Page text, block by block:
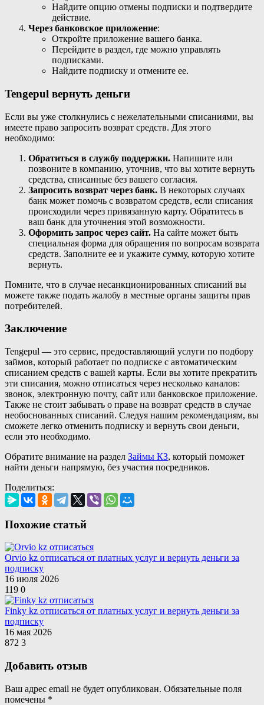
Найдите опцию отмены подписки и подтвердите
действие.
Через банковское приложение:
Откройте приложение вашего банка.
Перейдите в раздел, где можно управлять
подписками.
Найдите подписку и отмените ее.
Tengepul вернуть деньги
Если вы уже столкнулись с нежелательными списаниями, вы
имеете право запросить возврат средств. Для этого
необходимо:
Обратиться в службу поддержки. Напишите или
позвоните в компанию, уточнив, что вы хотите вернуть
средства, списанные без вашего согласия.
Запросить возврат через банк. В некоторых случаях
банк может помочь с возвратом средств, если списания
происходили через привязанную карту. Обратитесь в
ваш банк для уточнения этой возможности.
Оформить запрос через сайт. На сайте может быть
специальная форма для обращения по вопросам возврата
средств. Заполните ее и укажите сумму, которую хотите
вернуть.
Помните, что в случае несанкционированных списаний вы
можете также подать жалобу в местные органы защиты прав
потребителей.
Заключение
Tengepul — это сервис, предоставляющий услуги по подбору
займов, который работает по подписке с автоматическим
списанием средств с вашей карты. Если вы хотите прекратить
эти списания, можно отписаться через несколько каналов:
звонок, электронную почту, сайт или банковское приложение.
Также не стоит забывать о праве на возврат средств в случае
необоснованных списаний. Следуя нашим рекомендациям, вы
сможете легко отменить подписку и вернуть свои деньги,
если это необходимо.
Обратите внимание на раздел Займы КЗ, который поможет
найти деньги напрямую, без участия посредников.
Поделиться:
Похожие статьй
Orvio kz отписаться от платных услуг и вернуть деньги за
подписку
16 июля 2026
119 0
Finky kz отписаться от платных услуг и вернуть деньги за
подписку
16 мая 2026
872 3
Добавить отзыв
Ваш адрес email не будет опубликован. Обязательные поля
помечены *